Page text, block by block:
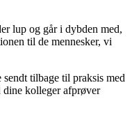
lup og går i dybden med,
til de mennesker, vi
tilbage til praksis med
dine kolleger afprøver